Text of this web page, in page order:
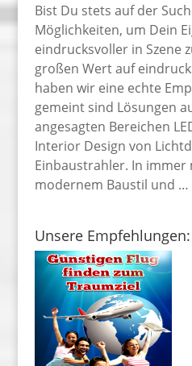
Bist Du stets auf der
Möglichkeiten, um Dein
eindrucksvoller in Szene
großen Wert auf
haben wir eine echte
gemeint sind Lösungen
angesagten Bereichen
Interior Design von
Einbaustrahler. In
modernem Baustil und …
Unsere Empfehlungen: